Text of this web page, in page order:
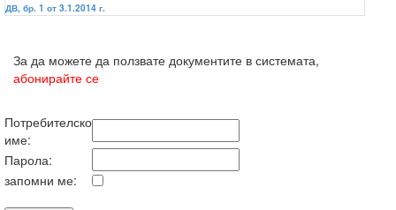
ДВ, бр. 1 от 3.1.2014 г.
За да можете да ползвате документите в системата,
абонирайте се
Потребителско
име:
Парола:
запомни ме: